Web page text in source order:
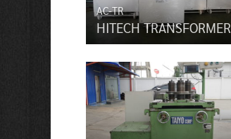
AC-TR
HITECH TRANSFORMER